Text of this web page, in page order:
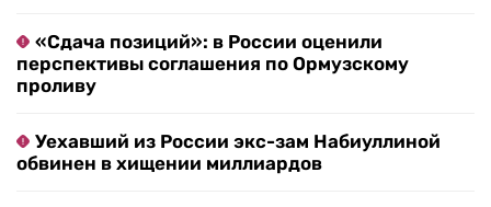
«Сдача позиций»: в России оценили
перспективы соглашения по Ормузскому
проливу
Уехавший из России экс-зам Набиуллиной
обвинен в хищении миллиардов